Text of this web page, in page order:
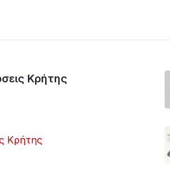
Κρήτης
Κρήτης